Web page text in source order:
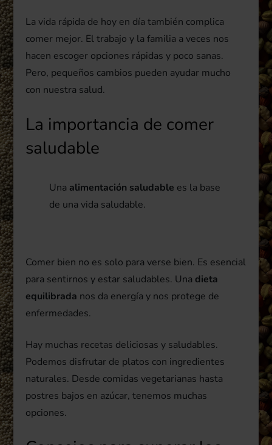
La vida rápida de hoy en día también complica
comer mejor. El trabajo y la familia a veces nos
hacen escoger opciones rápidas y poco sanas.
Pero, pequeños cambios pueden ayudar mucho
con nuestra salud.
La importancia de comer
saludable
Una alimentación saludable es la base
de una vida saludable.
Comer bien no es solo para verse bien. Es esencial
para sentirnos y estar saludables. Una dieta
equilibrada nos da energía y nos protege de
enfermedades.
Hay muchas recetas deliciosas y saludables.
Podemos disfrutar de platos con ingredientes
naturales. Desde comidas vegetarianas hasta
postres bajos en azúcar, tenemos muchas
opciones.